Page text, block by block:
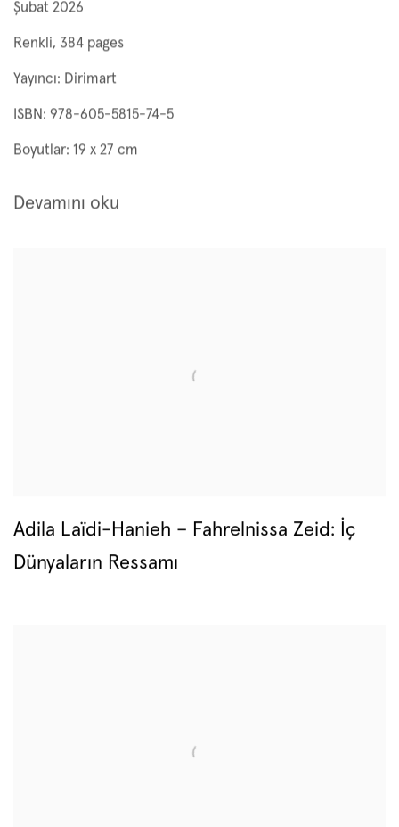
Şubat 2026
Renkli, 384 pages
Yayıncı: Dirimart
ISBN: 978-605-5815-74-5
Boyutlar: 19 x 27 cm
Devamını oku
Adila Laïdi-Hanieh – Fahrelnissa Zeid: İç
Dünyaların Ressamı